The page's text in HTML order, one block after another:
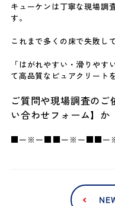
キューケンは丁寧な現場調
す。
これまで多くの床で失敗し
「はがれやすい・滑りや
て高品質なピュアクリート
ご質問や現場調査の
い合わせフ ォーム】か
■ー※ー■■ー※ー■■ー